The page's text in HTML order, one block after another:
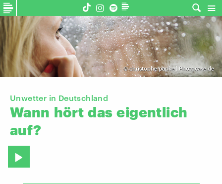
©christophe papke | Photocase.de
Unwetter in Deutschland
Wann hört das eigentlich
auf?